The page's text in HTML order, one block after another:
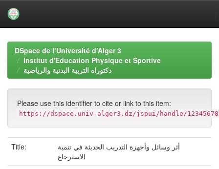
navigationDSpace de l’Université d’Alger 3
Institut d'Education Physique et Sportive
دكتوراه التربية البدنية والرياضية
Please use this identifier to cite or link to this item:
https://dspace.univ-alger3.dz/jspui/handle/
Title:
أثر وسائل وأجهزة التدريب الحديثة في تنمية
الاسترجاع